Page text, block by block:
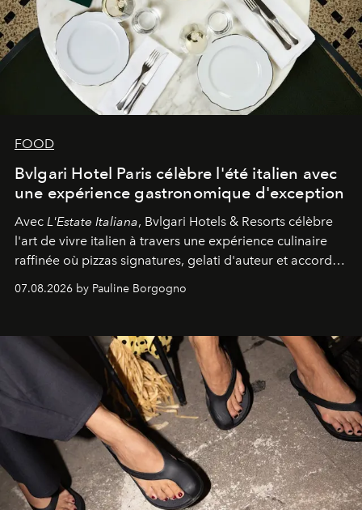
FOOD
Bvlgari Hotel Paris célèbre l'été italien avec
une expérience gastronomique d'exception
Avec L'Estate Italiana, Bvlgari Hotels & Resorts célèbre
l'art de vivre italien à travers une expérience culinaire
raffinée où pizzas signatures, gelati d'auteur et accords
07.08.2026 by Pauline Borgogno